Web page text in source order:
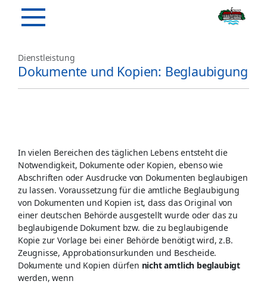
Dienstleistung
Dokumente und Kopien: Beglaubigung
In vielen Bereichen des täglichen Lebens entsteht die
Notwendigkeit, Dokumente oder Kopien, ebenso wie
Abschriften oder Ausdrucke von Dokumenten beglaubigen
zu lassen. Voraussetzung für die amtliche Beglaubigung
von Dokumenten und Kopien ist, dass das Original von
einer deutschen Behörde ausgestellt wurde oder das zu
beglaubigende Dokument bzw. die zu beglaubigende
Kopie zur Vorlage bei einer Behörde benötigt wird, z.B.
Zeugnisse, Approbationsurkunden und Bescheide.
Dokumente und Kopien dürfen nicht amtlich beglaubigt
werden, wenn